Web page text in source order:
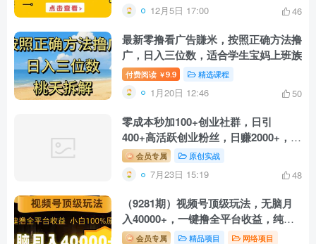
12月5日 17:00 46
最新零撸看广告賺米，按照正确方法撸
广，日入三位数，适合学生宝妈上班族
付费阅读 ￥9.9 精选课程
1月20日 12:46 50
零成本秒加100+创业社群，日引
400+高活跃创业粉丝，日赚2000+，附
赠社…
会员专属 原创实战
7月23日 15:19 48
（9281期）视频号顶级玩法，无脑月
入40000+，一键撸全平台收益，纯小
白也能100%原创
会员专属 精品项目 网络项目